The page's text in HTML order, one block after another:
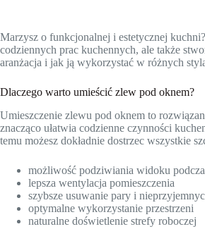
Marzysz o funkcjonalnej i estetycznej
codziennych prac kuchennych, ale także
aranżacja i jak ją wykorzystać w różnych
Dlaczego warto umieścić zlew pod oknem?
Umieszczenie zlewu pod oknem to
znacząco ułatwia codzienne czynności
temu możesz dokładnie dostrzec wszystkie
możliwość podziwiania widoku
lepsza wentylacja pomieszczenia
szybsze usuwanie pary i
optymalne wykorzystanie przestrzeni
naturalne doświetlenie strefy roboczej